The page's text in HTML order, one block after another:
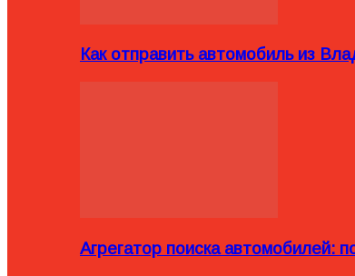
Как отправить автомобиль из
Агрегатор поиска автомобилей: